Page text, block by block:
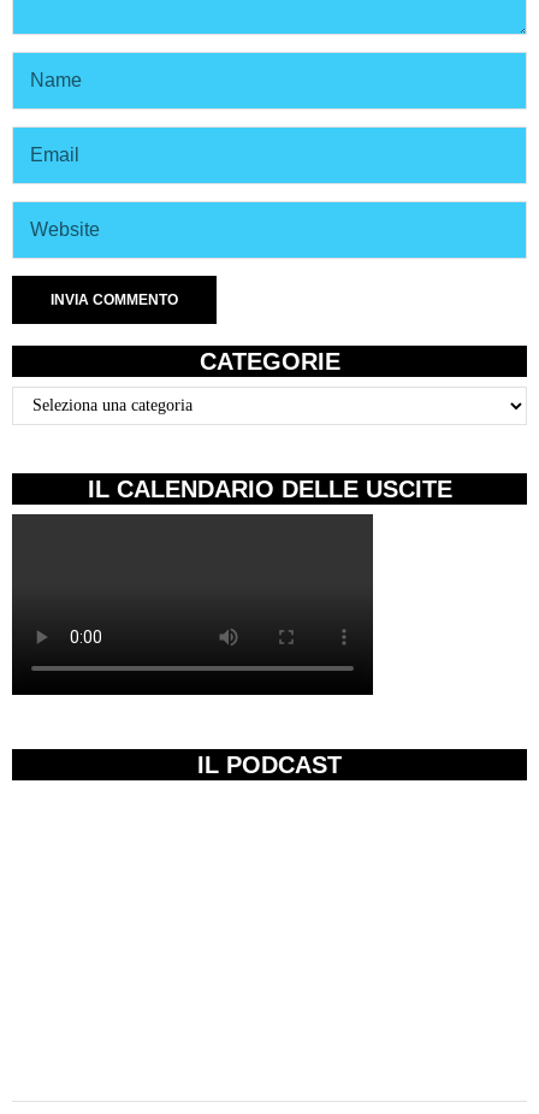
CATEGORIE
Categorie
IL CALENDARIO DELLE USCITE
IL PODCAST